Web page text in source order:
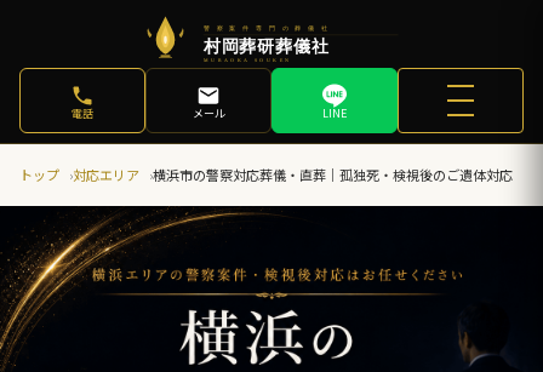
電話 メール LINE
トップ 対応エリア 横浜市の警察対応葬儀・直葬｜孤独死・検視後のご遺体対応